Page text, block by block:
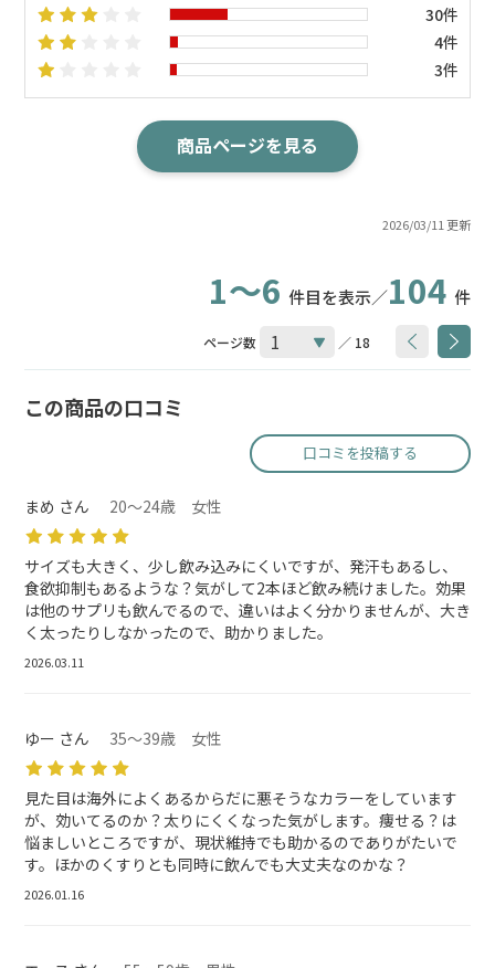
2026/03/11 更新
30件
4件
3件
商品ページを見る
1～6 件目を表示／104 件
ページ数 ／ 18
この商品の口コミ
口コミを投稿する
まめ さん 20～24歳 女性
サイズも大きく、少し飲み込みにくいですが、発汗もあるし、
食欲抑制もあるような？気がして2本ほど飲み続けました。効果
は他のサプリも飲んでるので、違いはよく分かりませんが、大き
く太ったりしなかったので、助かりました。
2026.03.11
ゆー さん 35～39歳 女性
見た目は海外によくあるからだに悪そうなカラーをしています
が、効いてるのか？太りにくくなった気がします。痩せる？は
悩ましいところですが、現状維持でも助かるのでありがたいで
す。ほかのくすりとも同時に飲んでも大丈夫なのかな？
2026.01.16